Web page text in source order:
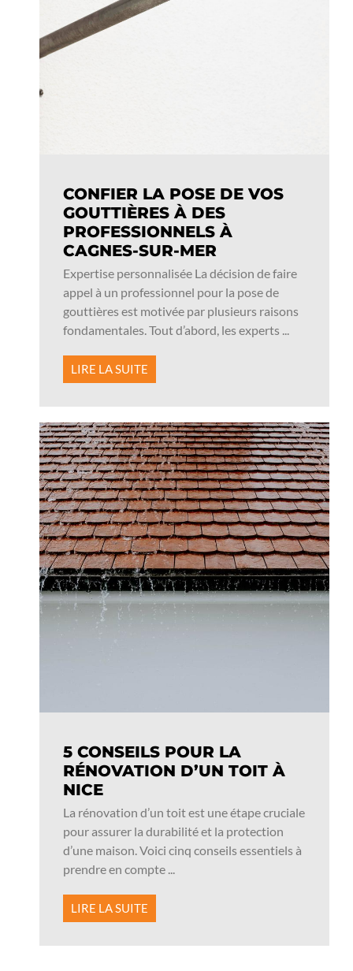
CONFIER LA POSE DE VOS
GOUTTIÈRES À DES
PROFESSIONNELS À
CAGNES-SUR-MER
Expertise personnalisée La décision de faire
appel à un professionnel pour la pose de
gouttières est motivée par plusieurs raisons
fondamentales. Tout d’abord, les experts ...
LIRE LA SUITE
5 CONSEILS POUR LA
RÉNOVATION D’UN TOIT À
NICE
La rénovation d’un toit est une étape cruciale
pour assurer la durabilité et la protection
d’une maison. Voici cinq conseils essentiels à
prendre en compte ...
LIRE LA SUITE